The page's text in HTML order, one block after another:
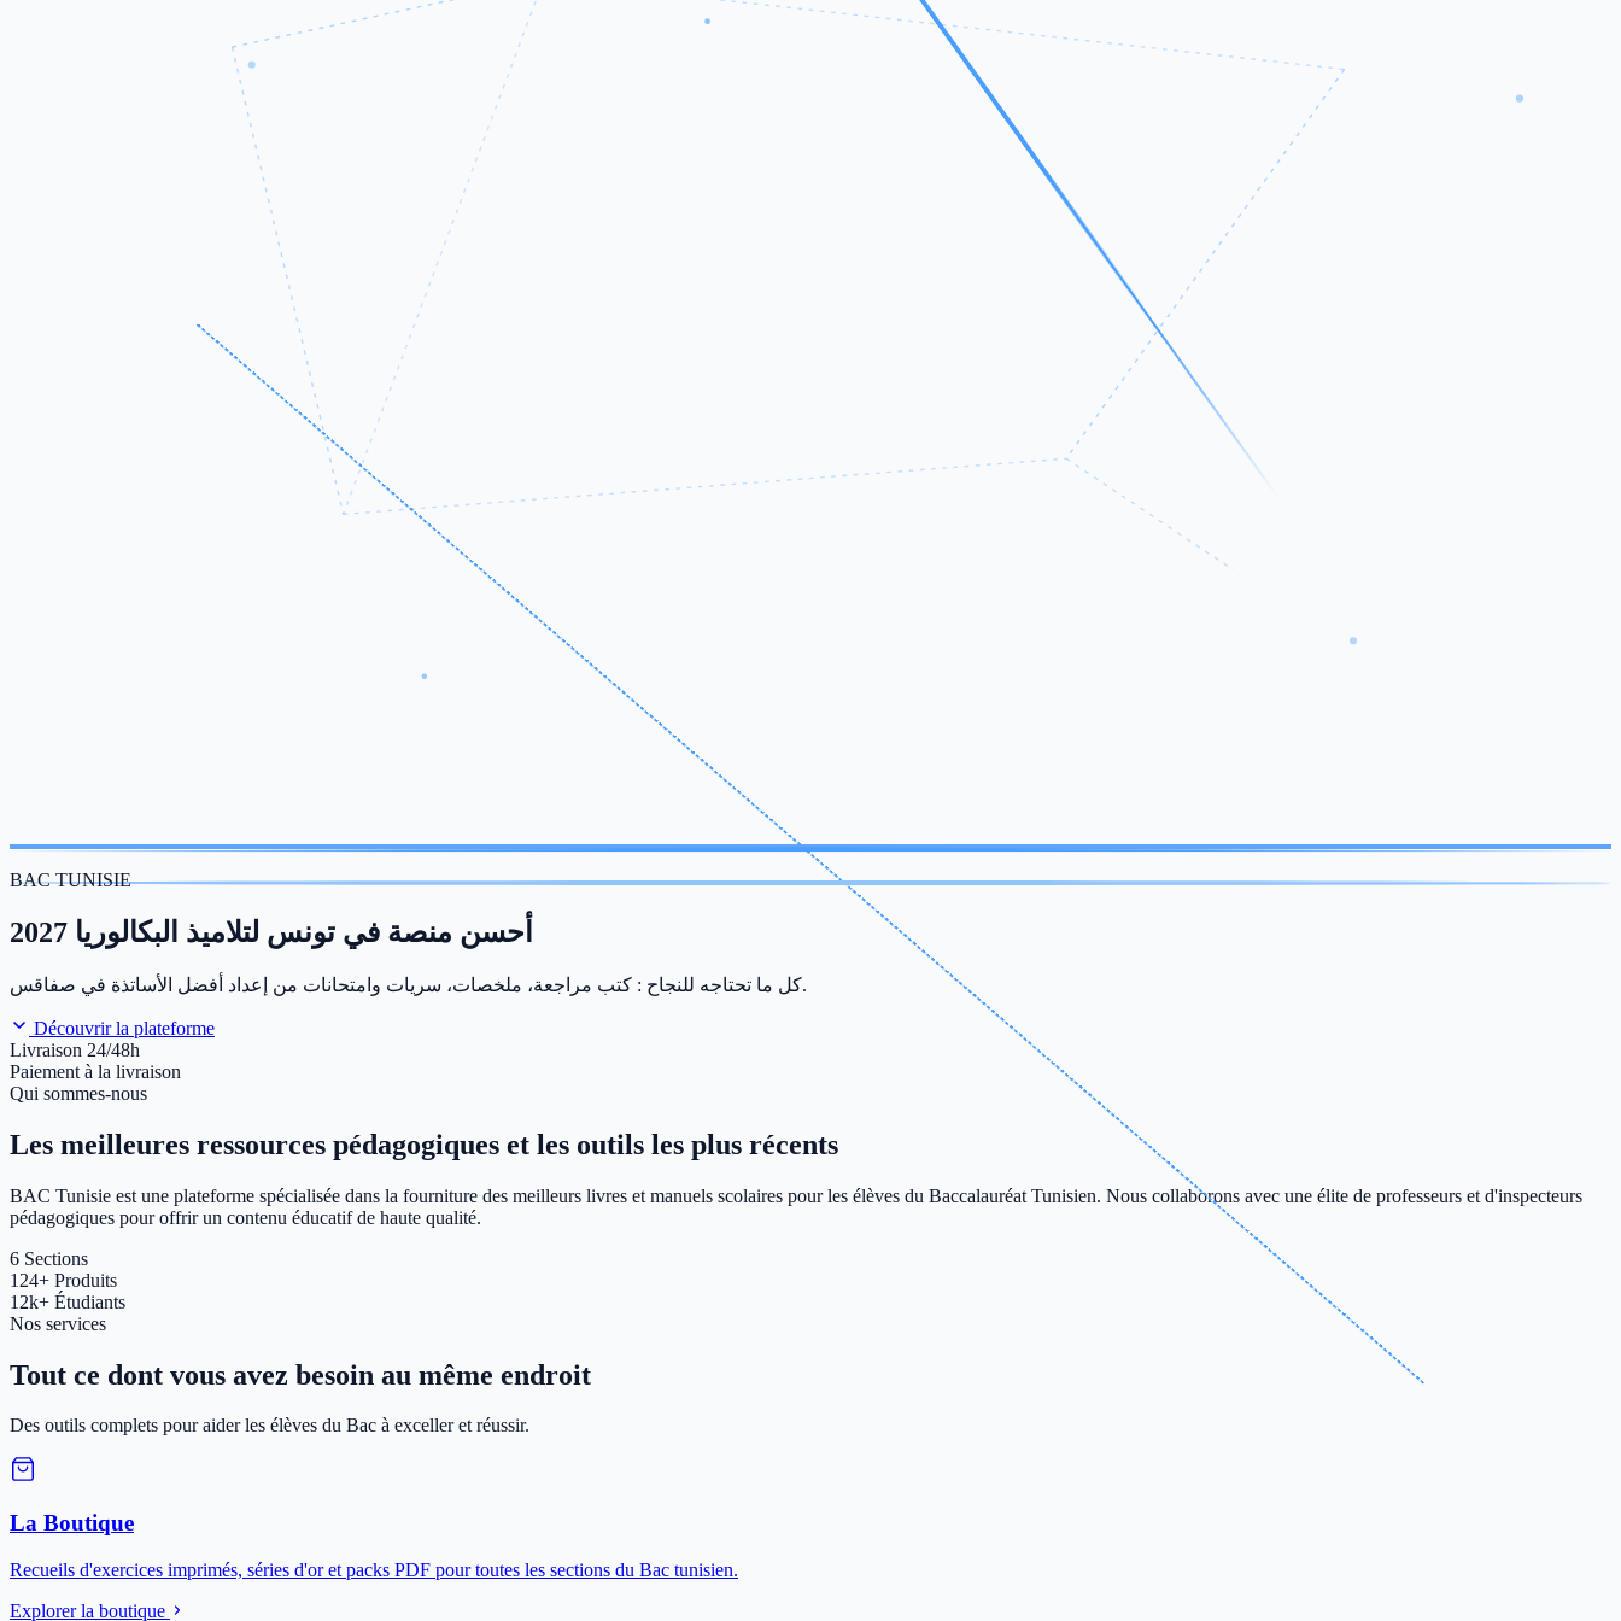
BAC TUNISIE
أحسن منصة في تونس لتلاميذ البكالوريا 2027
كل ما تحتاجه للنجاح : كتب مراجعة، ملخصات، سريات وامتحانات من إعداد أفضل الأساتذة في صفاقس.
Découvrir la plateforme
Livraison 24/48h
Paiement à la livraison
Qui sommes-nous
Les meilleures ressources pédagogiques et les outils les plus récents
BAC Tunisie est une plateforme spécialisée dans la fourniture des meilleurs livres et manuels scolaires pour les élèves du Baccalauréat Tunisien. Nous collaborons avec une élite de professeurs et d'inspecteurs
pédagogiques pour offrir un contenu éducatif de haute qualité.
6 Sections
124+ Produits
12k+ Étudiants
Nos services
Tout ce dont vous avez besoin au même endroit
Des outils complets pour aider les élèves du Bac à exceller et réussir.
La Boutique
Recueils d'exercices imprimés, séries d'or et packs PDF pour toutes les sections du Bac tunisien.
Explorer la boutique